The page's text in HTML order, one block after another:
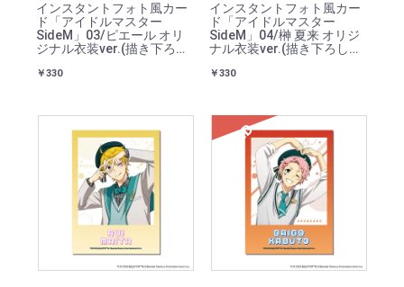
インスタントフォト風カー
ド「アイドルマスター
SideM」03/ピエール オリ
ジナル衣装ver.(描き下ろし
￥330
インスタントフォト風カー
ド「アイドルマスター
SideM」04/榊 夏来 オリジ
ナル衣装ver.(描き下ろしイ
￥330
SOLD